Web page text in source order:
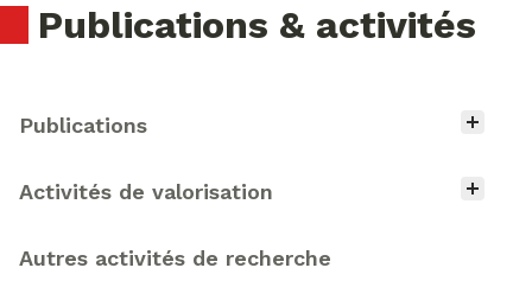
Publications & activités
Type d'activité
Publications
Activités de valorisation
Autres activités de recherche